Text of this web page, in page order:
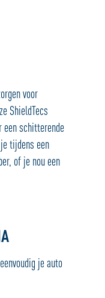
voor
ShieldTecs
een schitterende
tijdens een
of je nou een
je auto